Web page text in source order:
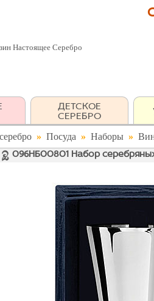
ДЕТСКОЕ
СЕРЕБРО
» Посуда » Наборы »
096НБ00801 Набор